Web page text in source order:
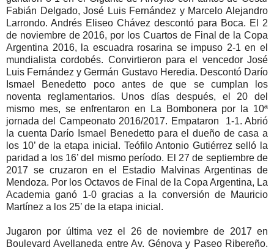
Fabián Delgado, José Luis Fernández y Marcelo Alejandro
Larrondo. Andrés Eliseo Chávez descontó para Boca. El 2
de noviembre de 2016, por los Cuartos de Final de la Copa
Argentina 2016, la escuadra rosarina se impuso 2-1 en el
mundialista cordobés. Convirtieron para el vencedor José
Luis Fernández y Germán Gustavo Heredia. Descontó Darío
Ismael Benedetto poco antes de que se cumplan los
noventa reglamentarios. Unos días después, el 20 del
mismo mes, se enfrentaron en La Bombonera por la 10ª
jornada del Campeonato 2016/2017. Empataron 1-1. Abrió
la cuenta Darío Ismael Benedetto para el dueño de casa a
los 10’ de la etapa inicial. Teófilo Antonio Gutiérrez selló la
paridad a los 16’ del mismo período. El 27 de septiembre de
2017 se cruzaron en el Estadio Malvinas Argentinas de
Mendoza. Por los Octavos de Final de la Copa Argentina, La
Academia ganó 1-0 gracias a la conversión de Mauricio
Martínez a los 25’ de la etapa inicial.
Jugaron por última vez el 26 de noviembre de 2017 en
Boulevard Avellaneda entre Av. Génova y Paseo Ribereño.